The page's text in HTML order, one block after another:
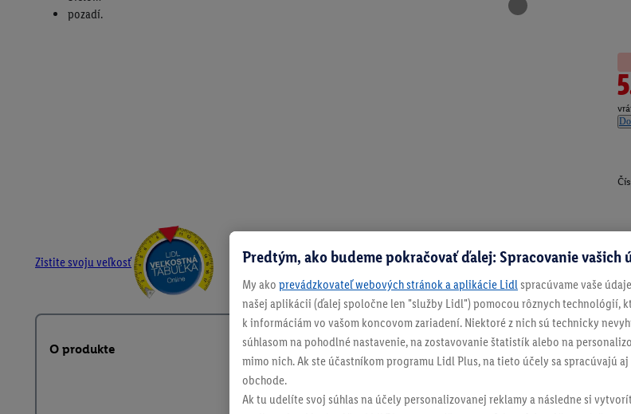
Zistite svoju veľkosť
O produkte
Predtým, ako budeme pokračovať ďalej: Spracovanie vašich
My ako prevádzkovateľ webových stránok a aplikácie Lidl spracúvame vaše
našej aplikácii (ďalej spoločne len "služby Lidl") pomocou rôznych technológií,
k informáciám vo vašom koncovom zariadení. Niektoré z nich sú technicky
súhlasom na pohodlné nastavenie, na zostavovanie štatistík alebo na
mimo nich. Ak ste účastníkom programu Lidl Plus, na tieto účely sa spracúvajú
obchode.
Ak tu udelíte svoj súhlas na účely personalizovanej reklamy a následne si